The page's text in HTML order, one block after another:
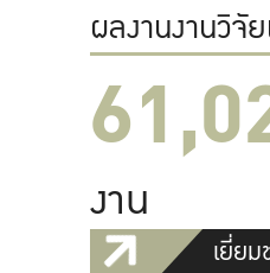
ผลงานงานวิจั
งาน
เยี่ย